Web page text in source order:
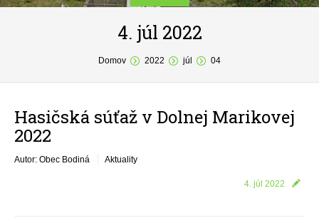
O obci
Povinné zverejňovanie
4. júl 2022
Domov 2022 júl 04
Hasičská súťaž v Dolnej Marikovej
2022
Autor: Obec Bodiná Aktuality
4. júl 2022